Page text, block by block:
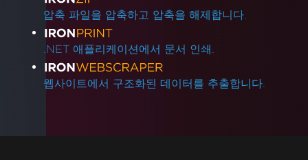
압축 파일을 압축하고 압축을 해제합니다.
.NET 애플리케이션에서 문서 인쇄.
웹사이트에서 구조화된 데이터를 추출합니다.